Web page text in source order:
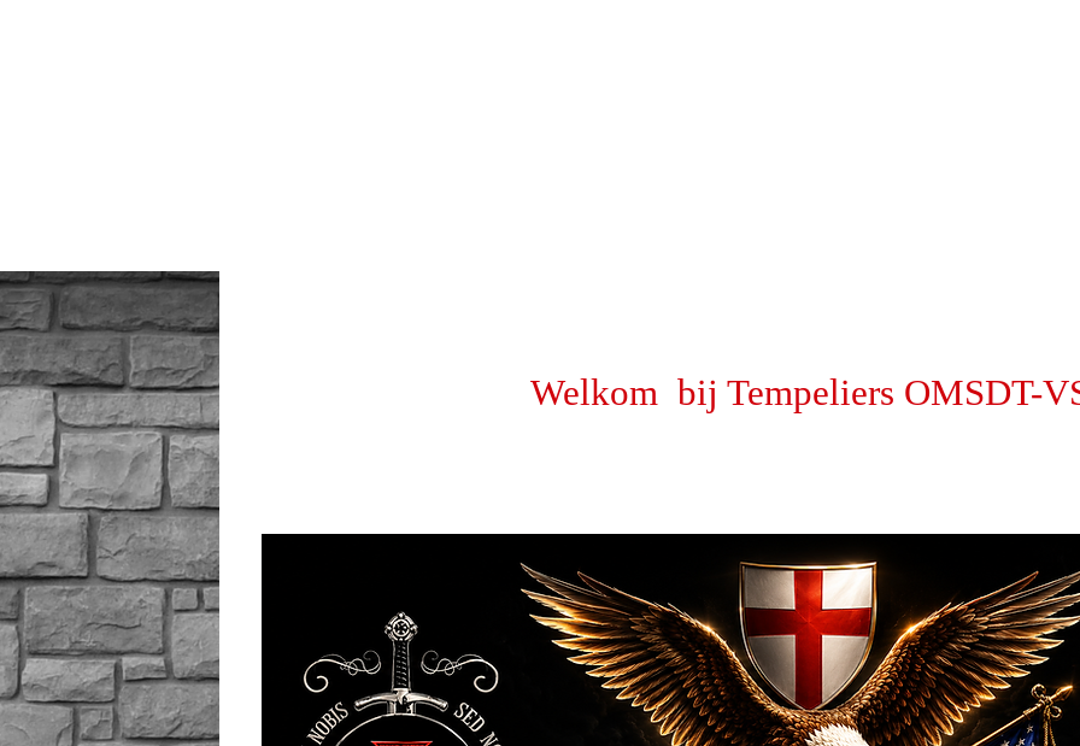
Welkom bij Tempeliers OMSDT-